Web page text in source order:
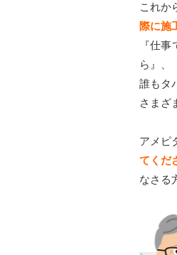
これか
際に施
『仕
ら』、
誰もタ
さまざ
アメピ
てくだ
なさる